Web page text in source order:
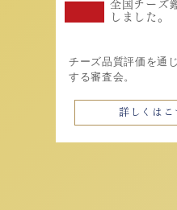
全国チーズ
しました。
チーズ品質評価を通
する審査会。
詳しくは